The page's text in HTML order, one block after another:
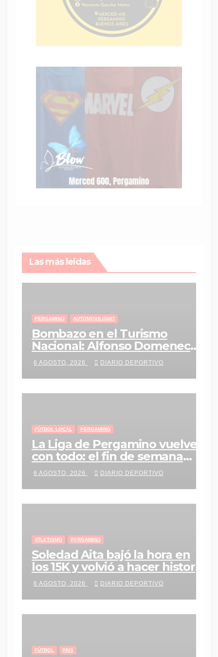
Las más leidas
PERGAMINO AUTOMOVILISMO
Bombazo en el Turismo
Nacional: Alfonso Domenech
deja Saturni Racing y vuelve al
MG-C Pergamino
6 AGOSTO, 2026 DIARIO DEPORTIVO
FÚTBOL LOCAL PERGAMINO
La Liga de Pergamino vuelve
con todo: el fin de semana
tendrá una agenda repleta de
partidos
6 AGOSTO, 2026 DIARIO DEPORTIVO
ATLETISMO PERGAMINO
Soledad Aita bajó la hora en
los 15K y volvió a hacer historia
con un nuevo récord personal
6 AGOSTO, 2026 DIARIO DEPORTIVO
FÚTBOL PAIS